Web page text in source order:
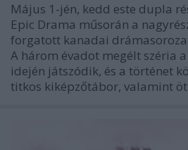
Május 1-jén, kedd este dupla
Epic Drama műsorán a
forgatott kanadai
A három évadot megélt széria
idején játszódik, és a történet
titkos kiképzőtábor, valamint